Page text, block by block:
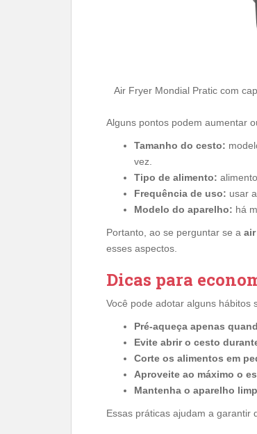
Air Fryer Mondial Pratic com
Alguns pontos podem aumentar
Tamanho do cesto:
vez.
Tipo de alimento:
Frequência de uso: usar
Modelo do aparelho: há
Portanto, ao se perguntar se a
esses aspectos.
Dicas para
Você pode adotar alguns hábitos
Pré-aqueça apenas
Evite abrir o cesto
Corte os alimentos em
Aproveite ao máximo o
Mantenha o aparelho
Essas práticas ajudam a garantir